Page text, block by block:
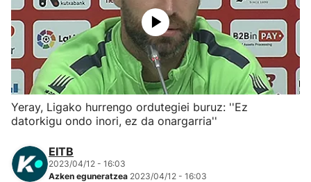
Herri-kirolak
Eskubaloia
Kirolak 360
Mendi-lasterketak
Yeray, Ligako hurrengo ordutegiei buruz: ''Ez
datorkigu ondo inori, ez da onargarria''
EITB
2023/04/12 - 16:03
Azken eguneratzea 2023/04/12 - 16:03